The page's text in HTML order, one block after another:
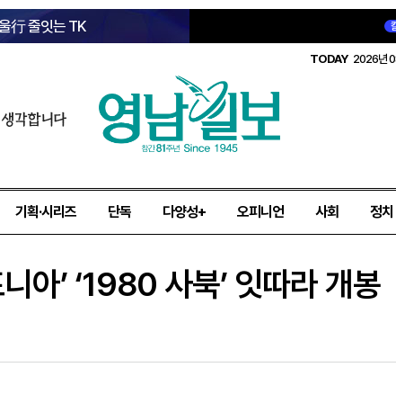
行 줄잇는 TK
TODAY 2026년
각합니다
기획·시리즈 단독 다양성+ 오피니언 사회 정치
아’ ‘1980 사북’ 잇따라 개봉